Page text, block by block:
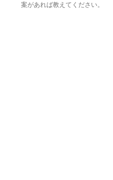
案があれば教えてください。